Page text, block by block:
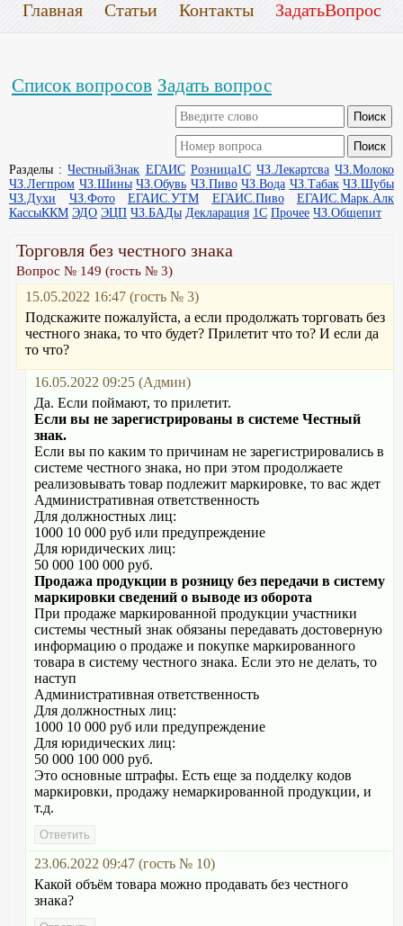
Главная Статьи Контакты ЗадатьВопрос
Список вопросов Задать вопрос
Разделы :ЧестныйЗнак ЕГАИС Розница1С ЧЗ.Лекартсва ЧЗ.Молоко
ЧЗ.Легпром ЧЗ.Шины ЧЗ.Обувь ЧЗ.Пиво ЧЗ.Вода ЧЗ.Табак ЧЗ.Шубы
ЧЗ.Духи
ЧЗ.Фото ЕГАИС.УТМ ЕГАИС.Пиво
ЕГАИС.Марк.Алк
КассыККМ ЭДО ЭЦП ЧЗ.БАДы Декларация 1С Прочее ЧЗ.Общепит
Торговля без честного знака
Вопрос № 149 (гость № 3)
15.05.2022 16:47 (гость № 3)
Подскажите пожалуйста, а если продолжать торговать без
честного знака, то что будет? Прилетит что то? И если да
то что?
16.05.2022 09:25 (Админ)
Да. Если поймают, то прилетит.
Если вы не зарегистрированы в системе Честный
знак.
Если вы по каким то причинам не зарегистрировались в
системе честного знака, но при этом продолжаете
реализовывать товар подлежит маркировке, то вас ждет
Административная ответственность
Для должностных лиц:
1000 10 000 руб или предупреждение
Для юридических лиц:
50 000 100 000 руб.
Продажа продукции в розницу без передачи в систему
маркировки сведений о выводе из оборота
При продаже маркированной продукции участники
системы честный знак обязаны передавать достоверную
информацию о продаже и покупке маркированного
товара в систему честного знака. Если это не делать, то
наступ
Административная ответственность
Для должностных лиц:
1000 10 000 руб или предупреждение
Для юридических лиц:
50 000 100 000 руб.
Это основные штрафы. Есть еще за подделку кодов
маркировки, продажу немаркированной продукции, и
т.д.
23.06.2022 09:47 (гость № 10)
Какой объём товара можно продавать без честного
знака?